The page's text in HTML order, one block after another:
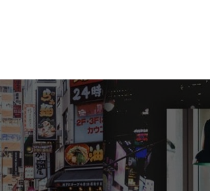
Ambientale Nel
Culto Al Di Fuori